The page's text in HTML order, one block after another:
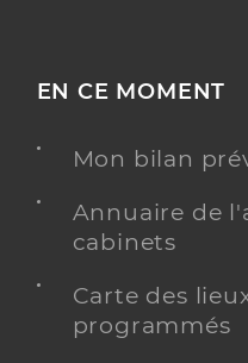
EN CE MOMENT
Mon bilan
Annuaire de
cabinets
Carte des
programmés